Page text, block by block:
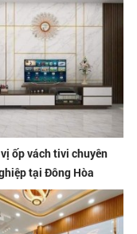
ốp vách tivi chuyên
tại Đông Hòa